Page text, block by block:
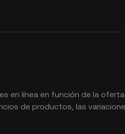
en línea en función de la
de productos, las